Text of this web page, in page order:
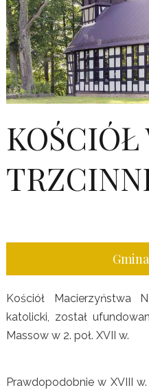
KOŚCIÓŁ
Kościół Macierzyństwa
katolicki, został
Massow w 2. poł. XVII w.
Prawdopodobnie w XVIII